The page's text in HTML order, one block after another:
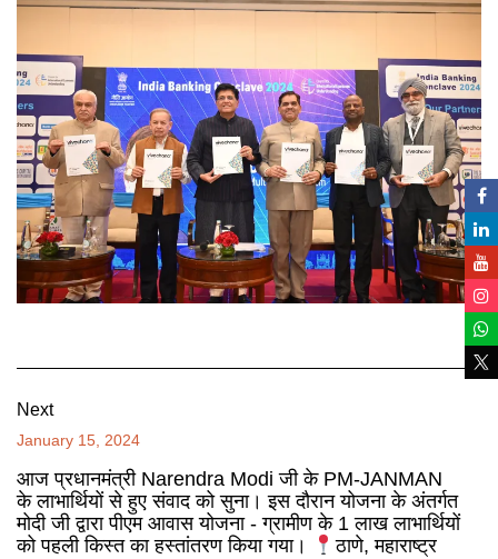
Next
January 15, 2024
आज प्रधानमंत्री Narendra Modi जी के PM-JANMAN
के लाभार्थियों से हुए संवाद को सुना। इस दौरान योजना के अंतर्गत
मोदी जी द्वारा पीएम आवास योजना - ग्रामीण के 1 लाख लाभार्थियों
को पहली किस्त का हस्तांतरण किया गया।
ठाणे, महाराष्ट्र